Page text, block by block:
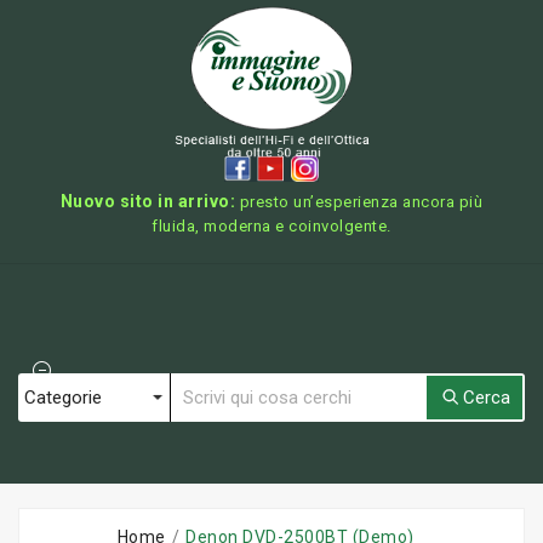
Nuovo sito in arrivo: presto un’esperienza ancora più
fluida, moderna e coinvolgente.
Cerca
Home Denon DVD-2500BT (Demo)